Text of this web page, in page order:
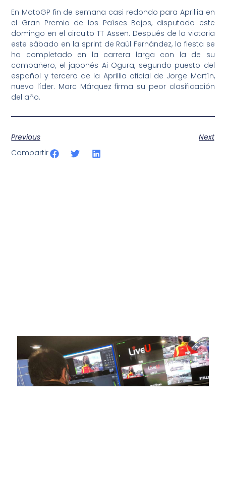
En MotoGP fin de semana casi redondo para Aprillia en
el Gran Premio de los Países Bajos, disputado este
domingo en el circuito TT Assen. Después de la victoria
este sábado en la sprint de Raúl Fernández, la fiesta se
ha completado en la carrera larga con la de su
compañero, el japonés Ai Ogura, segundo puesto del
español y tercero de la Aprillia oficial de Jorge Martín,
nuevo líder. Marc Márquez firma su peor clasificación
del año.
Previous
Next
Compartir